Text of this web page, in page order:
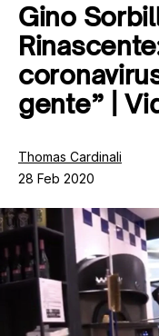
Tutti gli articoli
Chi siamo
Gino
gente” |
Thomas Cardinali
28 Feb 2020